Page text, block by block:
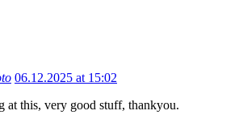
06.12.2025 at 15:02
at this, very good stuff, thankyou.